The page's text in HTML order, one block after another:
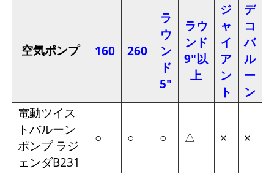
空気ポンプ 160 260
ラ
ウ
ン
ド
5"
ラウ
ンド
9"以
上
ジ
ャ
イ
ア
ン
ト
デ
コ
バ
ル
ー
ン
電動ツイス
トバルーン
ポンプ ラジ
ェンダB231
○ ○ ○ △ × ×